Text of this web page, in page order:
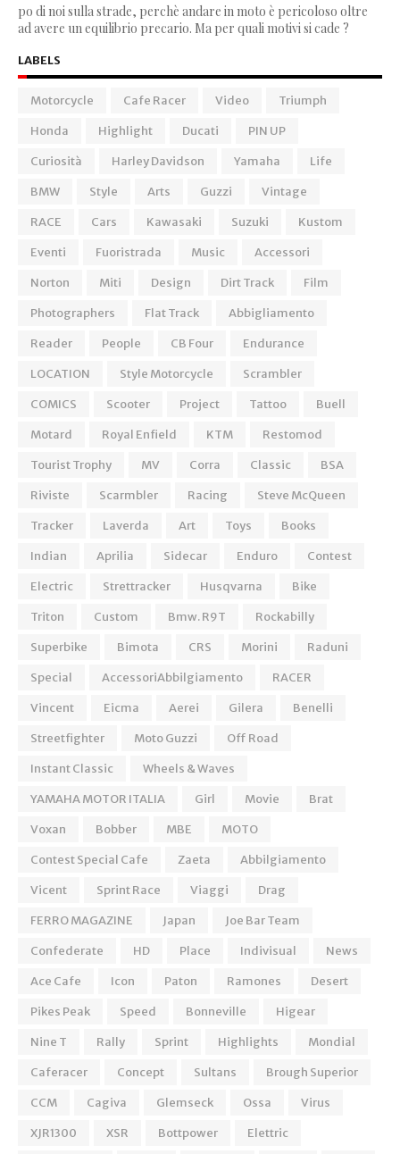
po di noi sulla strade, perchè andare in moto è pericoloso oltre
ad avere un equilibrio precario. Ma per quali motivi si cade ?
LABELS
Motorcycle Cafe Racer Video
Triumph
Honda
Highlight Ducati
PIN UP
Curiosità
Harley Davidson Yamaha
Life
BMW
Style Arts Guzzi
Vintage
RACE
Cars Kawasaki Suzuki
Kustom
Eventi
Fuoristrada Music
Accessori
Norton
Miti Design Dirt Track
Film
Photographers
Flat Track
Abbigliamento
Reader
People CB Four
Endurance
LOCATION
Style Motorcycle
Scrambler
COMICS
Scooter Project Tattoo
Buell
Motard
Royal Enfield KTM
Restomod
Tourist Trophy
MV Corra Classic
BSA
Riviste
Scarmbler Racing
Steve McQueen
Tracker
Laverda Art Toys
Books
Indian
Aprilia Sidecar Enduro
Contest
Electric
Strettracker Husqvarna
Bike
Triton
Custom Bmw. R9T
Rockabilly
Superbike
Bimota CRS Morini
Raduni
Special
AccessoriAbbilgiamento
RACER
Vincent
Eicma Aerei Gilera
Benelli
Streetfighter
Moto Guzzi
Off Road
Instant Classic
Wheels & Waves
YAMAHA MOTOR ITALIA
Girl Movie
Brat
Voxan
Bobber MBE
MOTO
Contest Special Cafe
Zaeta
Abbilgiamento
Vicent
Sprint Race Viaggi
Drag
FERRO MAGAZINE
Japan
Joe Bar Team
Confederate
HD Place Indivisual
News
Ace Cafe
Icon Paton Ramones
Desert
Pikes Peak
Speed Bonneville
Higear
Nine T
Rally Sprint Highlights
Mondial
Caferacer
Concept Sultans
Brough Superior
CCM
Cagiva Glemseck Ossa
Virus
XJR1300
XSR Bottpower
Elettric